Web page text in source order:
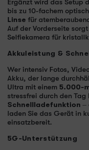
Ergänzt wird das Setup
bis zu 10-fachem
Linse für
Auf der Vorderseite
Selfiekamera für
Akkuleistung &
Wer intensiv Fotos,
Akku, der lange
Ultra mit einem 5.000-
stressfrei durch den
Schnellladefunktion –
laden Sie das Gerät in
einsatzbereit.
5G-Unterstützung